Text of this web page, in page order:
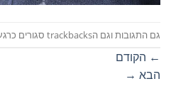
גם התגובות וגם הtrackbacks סגורים כרגע.
← הקודם
הבא →